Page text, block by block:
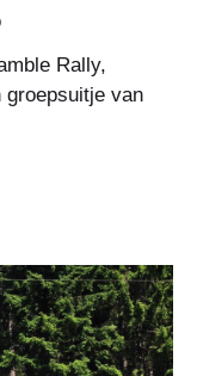
Rally,
groepsuitje van